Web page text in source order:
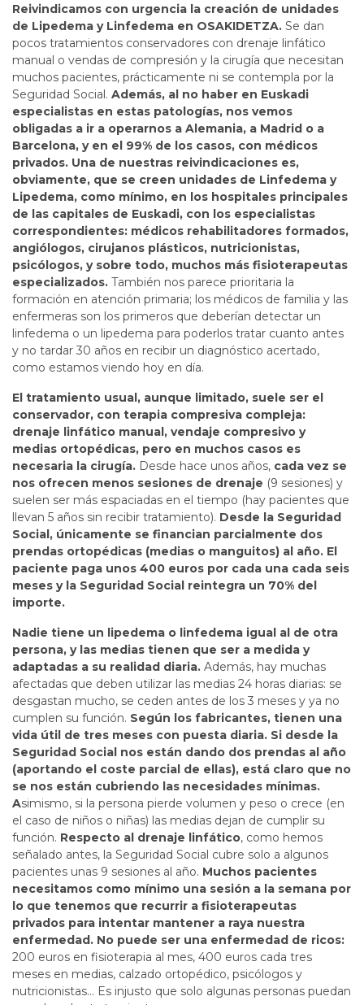
Reivindicamos con urgencia la creación de unidades
de Lipedema y Linfedema en OSAKIDETZA. Se dan
pocos tratamientos conservadores con drenaje linfático
manual o vendas de compresión y la cirugía que necesitan
muchos pacientes, prácticamente ni se contempla por la
Seguridad Social. Además, al no haber en Euskadi
especialistas en estas patologías, nos vemos
obligadas a ir a operarnos a Alemania, a Madrid o a
Barcelona, y en el 99% de los casos, con médicos
privados. Una de nuestras reivindicaciones es,
obviamente, que se creen unidades de Linfedema y
Lipedema, como mínimo, en los hospitales principales
de las capitales de Euskadi, con los especialistas
correspondientes: médicos rehabilitadores formados,
angiólogos, cirujanos plásticos, nutricionistas,
psicólogos, y sobre todo, muchos más fisioterapeutas
especializados. También nos parece prioritaria la
formación en atención primaria; los médicos de familia y las
enfermeras son los primeros que deberían detectar un
linfedema o un lipedema para poderlos tratar cuanto antes
y no tardar 30 años en recibir un diagnóstico acertado,
como estamos viendo hoy en día.
El tratamiento usual, aunque limitado, suele ser el
conservador, con terapia compresiva compleja:
drenaje linfático manual, vendaje compresivo y
medias ortopédicas, pero en muchos casos es
necesaria la cirugía. Desde hace unos años, cada vez se
nos ofrecen menos sesiones de drenaje (9 sesiones) y
suelen ser más espaciadas en el tiempo (hay pacientes que
llevan 5 años sin recibir tratamiento). Desde la Seguridad
Social, únicamente se financian parcialmente dos
prendas ortopédicas (medias o manguitos) al año. El
paciente paga unos 400 euros por cada una cada seis
meses y la Seguridad Social reintegra un 70% del
importe.
Nadie tiene un lipedema o linfedema igual al de otra
persona, y las medias tienen que ser a medida y
adaptadas a su realidad diaria. Además, hay muchas
afectadas que deben utilizar las medias 24 horas diarias: se
desgastan mucho, se ceden antes de los 3 meses y ya no
cumplen su función. Según los fabricantes, tienen una
vida útil de tres meses con puesta diaria. Si desde la
Seguridad Social nos están dando dos prendas al año
(aportando el coste parcial de ellas), está claro que no
se nos están cubriendo las necesidades mínimas.
Asimismo, si la persona pierde volumen y peso o crece (en
el caso de niños o niñas) las medias dejan de cumplir su
función. Respecto al drenaje linfático, como hemos
señalado antes, la Seguridad Social cubre solo a algunos
pacientes unas 9 sesiones al año. Muchos pacientes
necesitamos como mínimo una sesión a la semana por
lo que tenemos que recurrir a fisioterapeutas
privados para intentar mantener a raya nuestra
enfermedad. No puede ser una enfermedad de ricos:
200 euros en fisioterapia al mes, 400 euros cada tres
meses en medias, calzado ortopédico, psicólogos y
nutricionistas... Es injusto que solo algunas personas puedan